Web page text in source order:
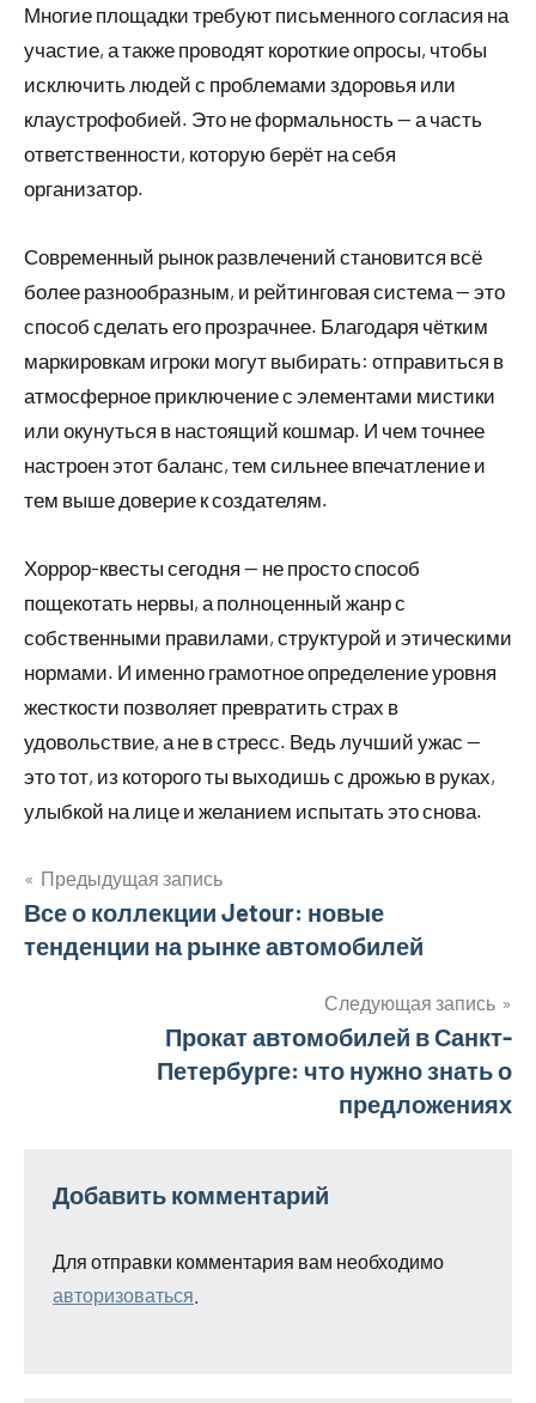
Многие площадки требуют письменного согласия на
участие, а также проводят короткие опросы, чтобы
исключить людей с проблемами здоровья или
клаустрофобией. Это не формальность — а часть
ответственности, которую берёт на себя
организатор.
Современный рынок развлечений становится всё
более разнообразным, и рейтинговая система — это
способ сделать его прозрачнее. Благодаря чётким
маркировкам игроки могут выбирать: отправиться в
атмосферное приключение с элементами мистики
или окунуться в настоящий кошмар. И чем точнее
настроен этот баланс, тем сильнее впечатление и
тем выше доверие к создателям.
Хоррор-квесты сегодня — не просто способ
пощекотать нервы, а полноценный жанр с
собственными правилами, структурой и этическими
нормами. И именно грамотное определение уровня
жесткости позволяет превратить страх в
удовольствие, а не в стресс. Ведь лучший ужас —
это тот, из которого ты выходишь с дрожью в руках,
улыбкой на лице и желанием испытать это снова.
Навигация
по
Предыдущая запись
Все о коллекции Jetour: новые
тенденции на рынке автомобилей
Следующая запись
Прокат автомобилей в Санкт-
Петербурге: что нужно знать о
предложениях
Добавить комментарий
Для отправки комментария вам необходимо
авторизоваться